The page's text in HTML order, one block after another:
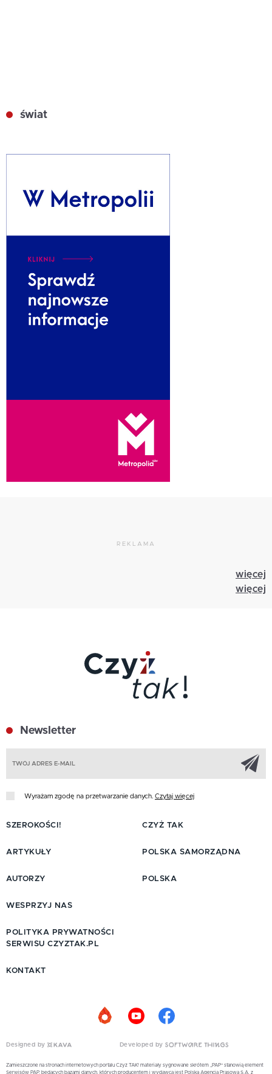
świat
REKLAMA
więcej
więcej
Newsletter
Wyrażam zgodę na przetwarzanie danych. Czytaj więcej
SZEROKOŚCI!
ARTYKUŁY
AUTORZY
CZYŻ TAK
POLSKA SAMORZĄDNA
POLSKA
WESPRZYJ NAS
POLITYKA PRYWATNOŚCI
SERWISU CZYZTAK.PL
KONTAKT
Designed by Developed by
Zamieszczone na stronach internetowych portalu Czyż TAK! materiały sygnowane skrótem „PAP” stanowią element
Serwisów PAP, będących bazami danych, których producentem i wydawcą jest Polska Agencja Prasowa S.A. z